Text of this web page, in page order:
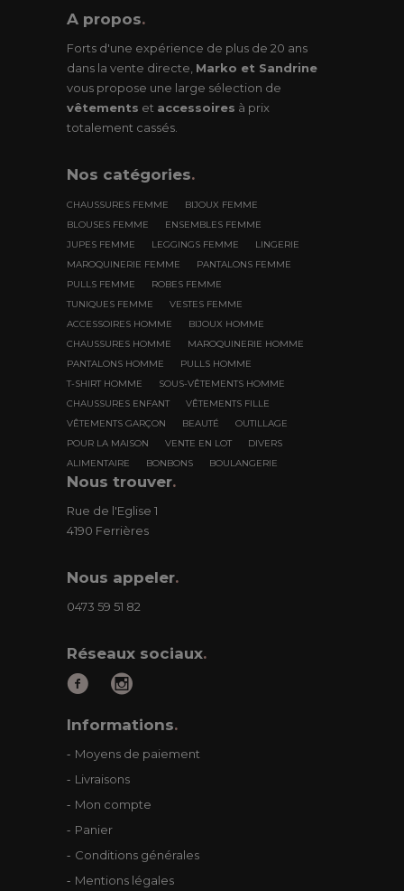
A propos.
Forts d'une expérience de plus de 20 ans
dans la vente directe, Marko et Sandrine
vous propose une large sélection de
vêtements et accessoires à prix
totalement cassés.
Nos catégories.
CHAUSSURES FEMME
BIJOUX FEMME
BLOUSES FEMME
ENSEMBLES FEMME
JUPES FEMME
LEGGINGS FEMME
LINGERIE
MAROQUINERIE FEMME
PANTALONS FEMME
PULLS FEMME
ROBES FEMME
TUNIQUES FEMME
VESTES FEMME
ACCESSOIRES HOMME
BIJOUX HOMME
CHAUSSURES HOMME
MAROQUINERIE HOMME
PANTALONS HOMME
PULLS HOMME
T-SHIRT HOMME
SOUS-VÊTEMENTS HOMME
CHAUSSURES ENFANT
VÊTEMENTS FILLE
VÊTEMENTS GARÇON
BEAUTÉ
OUTILLAGE
POUR LA MAISON
VENTE EN LOT
DIVERS
ALIMENTAIRE
BONBONS BOULANGERIE
Nous trouver.
Rue de l'Eglise 1
4190 Ferrières
Nous appeler.
0473 59 51 82
Réseaux sociaux.
Informations.
Moyens de paiement
Livraisons
Mon compte
Panier
Conditions générales
Mentions légales